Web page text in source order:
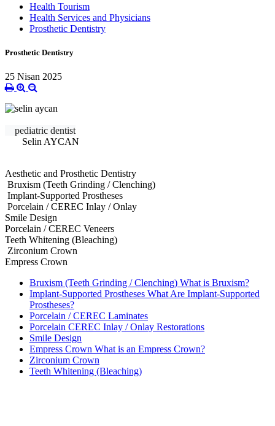
Health Tourism
Health Services and Physicians
Prosthetic Dentistry
Prosthetic Dentistry
25 Nisan 2025
pediatric dentist
Selin AYCAN
Aesthetic and Prosthetic Dentistry
Bruxism (Teeth Grinding / Clenching)
Implant-Supported Prostheses
Porcelain / CEREC Inlay / Onlay
Smile Design
Porcelain / CEREC Veneers
Teeth Whitening (Bleaching)
Zirconium Crown
Empress Crown
Bruxism (Teeth Grinding / Clenching) What is Bruxism?
Implant-Supported Prostheses What Are Implant-Supported
Prostheses?
Porcelain / CEREC Laminates
Porcelain CEREC Inlay / Onlay Restorations
Smile Design
Empress Crown What is an Empress Crown?
Zirconium Crown
Teeth Whitening (Bleaching)